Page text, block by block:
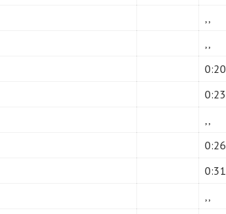
,,
,,
0:20
0:23
,,
0:26
0:31
,,